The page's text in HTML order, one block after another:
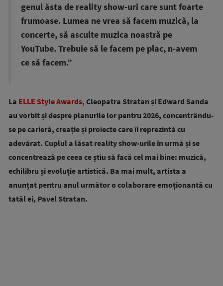
genul ăsta de reality show-uri care sunt foarte
frumoase. Lumea ne vrea să facem muzică, la
concerte, să asculte muzica noastră pe
YouTube. Trebuie să le facem pe plac, n-avem
ce să facem.”
La ELLE Style Awards, Cleopatra Stratan și Edward Sanda
au vorbit și despre planurile lor pentru 2026, concentrându-
se pe carieră, creație și proiecte care îi reprezintă cu
adevărat. Cuplul a lăsat reality show-urile în urmă și se
concentrează pe ceea ce știu să facă cel mai bine: muzică,
echilibru și evoluție artistică. Ba mai mult, artista a
anunțat pentru anul următor o colaborare emoționantă cu
tatăl ei, Pavel Stratan.